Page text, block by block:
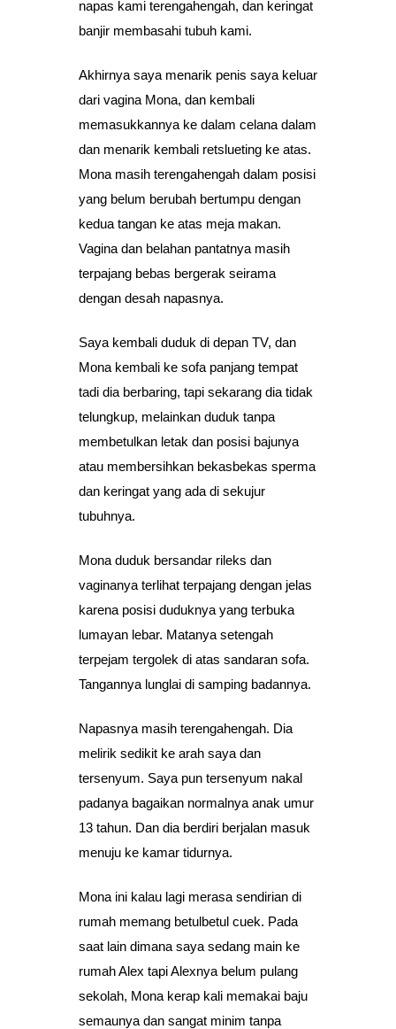
napas kami terengahengah, dan keringat
banjir membasahi tubuh kami.
Akhirnya saya menarik penis saya keluar
dari vagina Mona, dan kembali
memasukkannya ke dalam celana dalam
dan menarik kembali retslueting ke atas.
Mona masih terengahengah dalam posisi
yang belum berubah bertumpu dengan
kedua tangan ke atas meja makan.
Vagina dan belahan pantatnya masih
terpajang bebas bergerak seirama
dengan desah napasnya.
Saya kembali duduk di depan TV, dan
Mona kembali ke sofa panjang tempat
tadi dia berbaring, tapi sekarang dia tidak
telungkup, melainkan duduk tanpa
membetulkan letak dan posisi bajunya
atau membersihkan bekasbekas sperma
dan keringat yang ada di sekujur
tubuhnya.
Mona duduk bersandar rileks dan
vaginanya terlihat terpajang dengan jelas
karena posisi duduknya yang terbuka
lumayan lebar. Matanya setengah
terpejam tergolek di atas sandaran sofa.
Tangannya lunglai di samping badannya.
Napasnya masih terengahengah. Dia
melirik sedikit ke arah saya dan
tersenyum. Saya pun tersenyum nakal
padanya bagaikan normalnya anak umur
13 tahun. Dan dia berdiri berjalan masuk
menuju ke kamar tidurnya.
Mona ini kalau lagi merasa sendirian di
rumah memang betulbetul cuek. Pada
saat lain dimana saya sedang main ke
rumah Alex tapi Alexnya belum pulang
sekolah, Mona kerap kali memakai baju
semaunya dan sangat minim tanpa